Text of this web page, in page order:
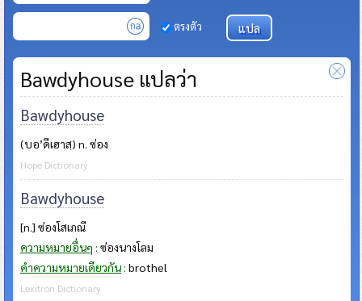
ตรงตัว
Bawdyhouse แปลว่า
Bawdyhouse
(บอ’ดีเฮาสฺ) n. ซ่อง
Hope Dictionary
Bawdyhouse
[n.] ซ่องโสเภณี
ความหมายอื่นๆ : ซ่องนางโลม
คำความหมายเดียวกัน : brothel
Lexitron Dictionary